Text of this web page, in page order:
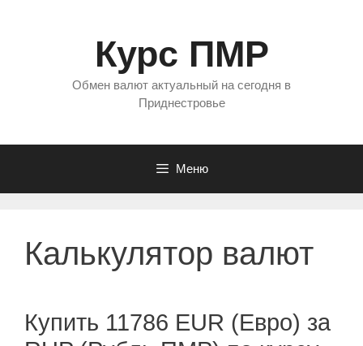
Курс ПМР
Обмен валют актуальный на сегодня в
Приднестровье
Меню
Калькулятор валют
Купить 11786 EUR (Евро) за